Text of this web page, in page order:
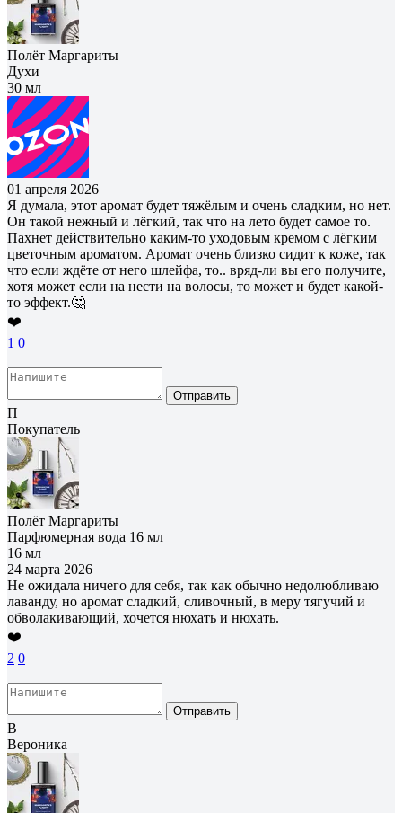
Полёт Маргариты
Духи
30 мл
01 апреля 2026
Я думала, этот аромат будет тяжёлым и очень сладким, но нет.
Он такой нежный и лёгкий, так что на лето будет самое то.
Пахнет действительно каким-то уходовым кремом с лёгким
цветочным ароматом. Аромат очень близко сидит к коже, так
что если ждёте от него шлейфа, то.. вряд-ли вы его получите,
хотя может если на нести на волосы, то может и будет какой-
то эффект.🤔
❤️
1 0
Отправить
П
Покупатель
Полёт Маргариты
Парфюмерная вода 16 мл
16 мл
24 марта 2026
Не ожидала ничего для себя, так как обычно недолюбливаю
лаванду, но аромат сладкий, сливочный, в меру тягучий и
обволакивающий, хочется нюхать и нюхать.
❤️
2 0
Отправить
В
Вероника